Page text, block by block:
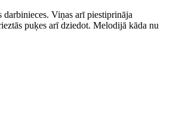
Viņas arī piestiprināja
puķes arī dziedot. Melodijā kāda nu